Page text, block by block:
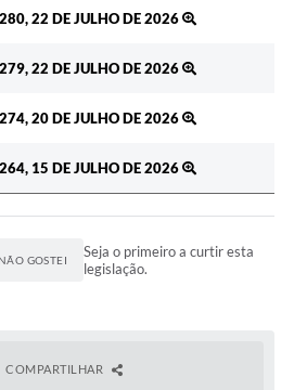
22 DE JULHO DE 2026
22 DE JULHO DE 2026
20 DE JULHO DE 2026
15 DE JULHO DE 2026
NÃO GOSTEI
Seja o primeiro a curtir esta
legislação.
COMPARTILHAR